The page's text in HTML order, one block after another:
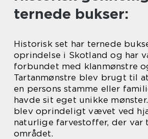
ternede bukser:
Historisk set har ternede
oprindelse i Skotland og har
forbundet med klanmønstre
Tartanmønstre blev brugt til
en persons stamme eller
havde sit eget unikke
blev oprindeligt vævet ved
naturlige farvestoffer, der
området.